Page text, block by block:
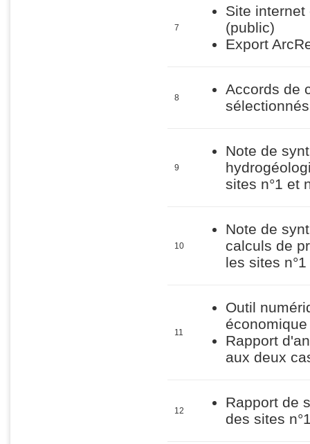
7
Site
(public)
Export
8
Accords de
sélectionnés
9
Note de
sites n°1 et
10
Note de
calculs de
les sites n°1
11
Outil
Rapport
aux deux
12
Rapport de
des sites